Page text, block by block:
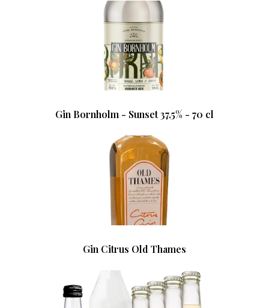
Gin Bornholm - Sunset 37,5% - 70 cl
Gin Citrus Old Thames